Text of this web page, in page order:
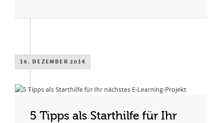
16. DEZEMBER 2014
5 Tipps als Starthilfe für Ihr